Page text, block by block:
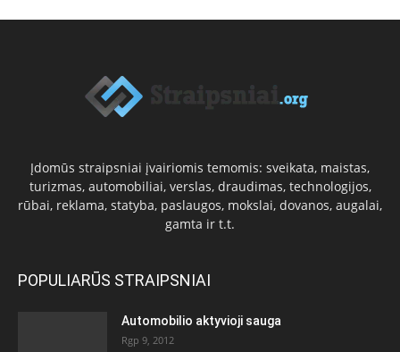
Įdomūs straipsniai įvairiomis temomis: sveikata, maistas,
turizmas, automobiliai, verslas, draudimas, technologijos,
rūbai, reklama, statyba, paslaugos, mokslai, dovanos, augalai,
gamta ir t.t.
POPULIARŪS STRAIPSNIAI
Automobilio aktyvioji sauga
Rgp 9, 2012